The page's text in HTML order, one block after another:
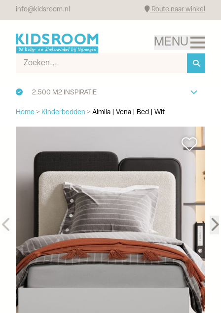
info@kidsroom.nl Route naar winkel
2.500 M2 INSPIRATIE
Home > Kinderbedden > Almila | Vena | Bed | Wit